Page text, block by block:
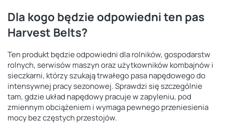
Dla kogo będzie odpowiedni ten pas
Harvest Belts?
Ten produkt będzie odpowiedni dla rolników, gospodarstw
rolnych, serwisów maszyn oraz użytkowników kombajnów i
sieczkarni, którzy szukają trwałego pasa napędowego do
intensywnej pracy sezonowej. Sprawdzi się szczególnie
tam, gdzie układ napędowy pracuje w zapyleniu, pod
zmiennym obciążeniem i wymaga pewnego przeniesienia
mocy bez częstych przestojów.